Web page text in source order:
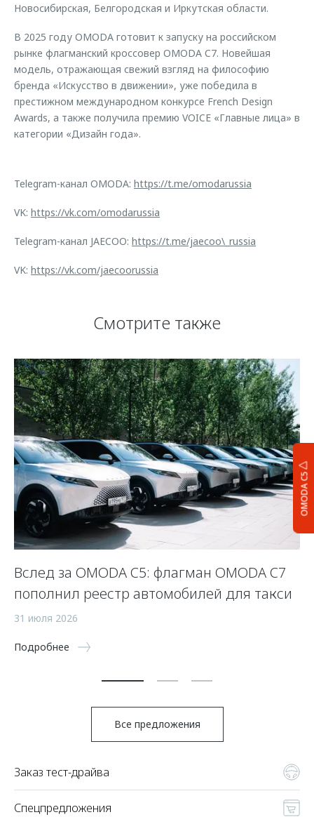
OMODA C5
Новосибирская, Белгородская и Иркутская области.
В 2025 году OMODA готовит к запуску на российском
рынке флагманский кроссовер OMODA C7. Новейшая
модель, отражающая свежий взгляд на философию
бренда «Искусство в движении», уже победила в
престижном международном конкурсе French Design
Awards, а также получила премию VOICE «Главные лица» в
категории «Дизайн года».
Telegram-канал OMODA: https://t.me/omodarussia
VK: https://vk.com/omodarussia
Telegram-канал JAECOO: https://t.me/jaecoo\_russia
VK: https://vk.com/jaecoorussia
Смотрите также
Вслед за OMODA C5: флагман OMODA C7
пополнил реестр автомобилей для такси
31 июля 2026
Подробнее
Все предложения
Заказ тест-драйва
Спецпредложения